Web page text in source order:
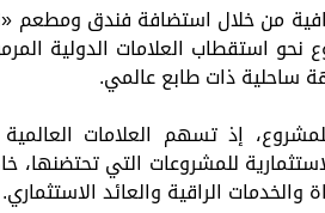
من خلال استضافة فندق ومطعم
العلامات الدولية
ساحلية ذات طابع عالمي.
إذ تسهم العلامات
للمشروعات التي تحتضنها،
الراقية والعائد الاستثماري.